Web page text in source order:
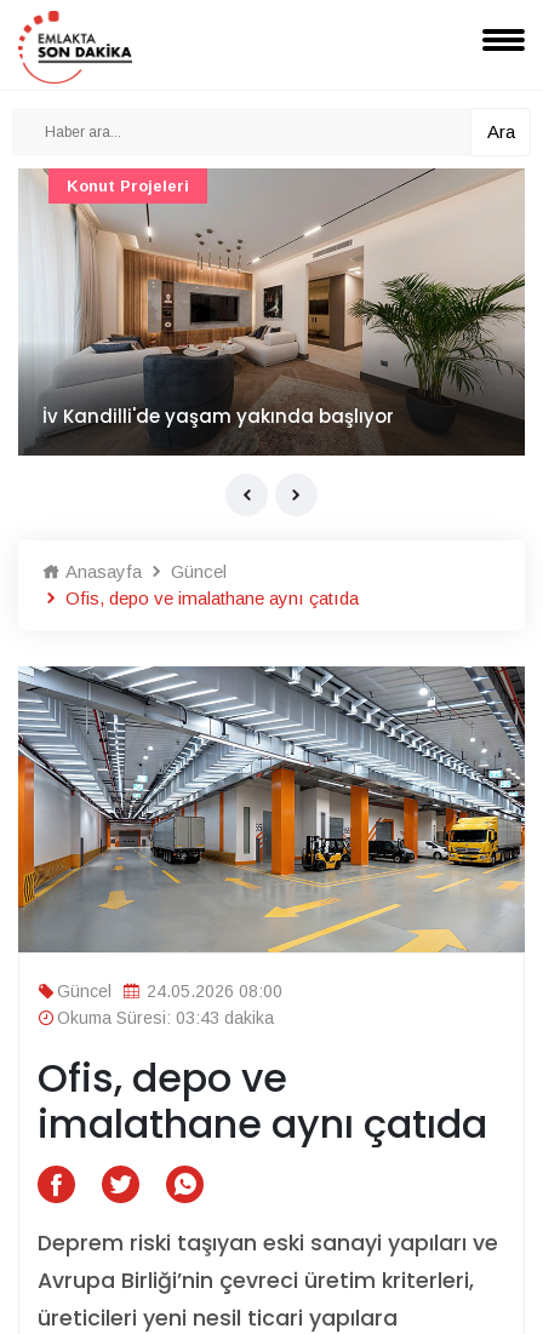
Ara
İv Kandilli'de yaşam yakında başlıyor
Konut Projeleri
Anasayfa
Güncel
Ofis, depo ve imalathane aynı çatıda
Güncel
24.05.2026 08:00
Okuma Süresi: 03:43 dakika
Ofis, depo ve
imalathane aynı çatıda
Deprem riski taşıyan eski sanayi yapıları ve
Avrupa Birliği’nin çevreci üretim kriterleri,
üreticileri yeni nesil ticari yapılara